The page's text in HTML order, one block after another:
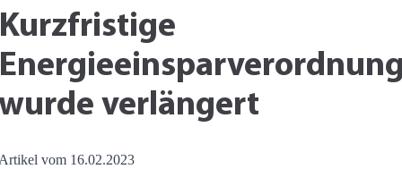
verlängert
vom 16.02.2023